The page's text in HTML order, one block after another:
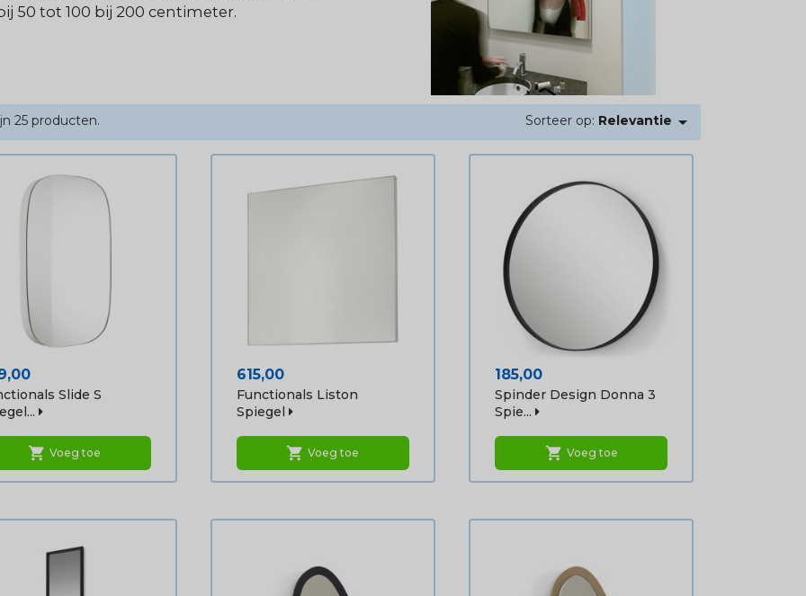
50 tot 100 bij 200 centimeter.
25 producten. Sorteer op: Relevantie 
Slide S
shopping_cart Voeg toe
Prijs
615,00
Functionals Liston
Spiegel
shopping_cart Voeg toe
Prijs
185,00
Spinder Design Donna 3
Spie...
shopping_cart Voeg toe